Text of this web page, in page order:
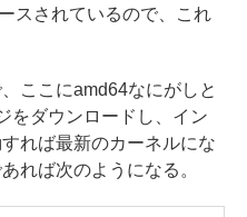
スされているので、これ
ここにamd64なにがしと
をダウンロードし、イン
れば最新のカーネルにな
れば次のようになる。